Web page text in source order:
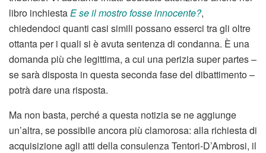
libro inchiesta E se il mostro fosse innocente?,
chiedendoci quanti casi simili possano esserci tra gli oltre
ottanta per i quali si è avuta sentenza di condanna. È una
domanda più che legittima, a cui una perizia super partes –
se sarà disposta in questa seconda fase del dibattimento –
potrà dare una risposta.
Ma non basta, perché a questa notizia se ne aggiunge
un’altra, se possibile ancora più clamorosa: alla richiesta di
acquisizione agli atti della consulenza Tentori-D’Ambrosi, il